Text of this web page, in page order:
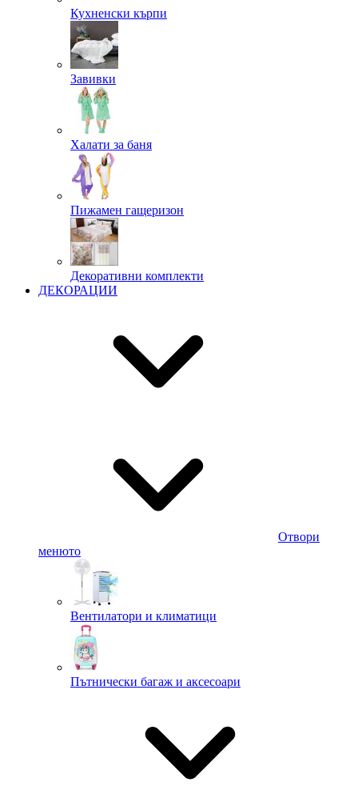
Кухненски кърпи
Завивки
Халати за баня
Пижамен гащеризон
Декоративни комплекти
ДЕКОРАЦИИ
Отвори
менюто
Вентилатори и климатици
Пътнически багаж и аксесоари